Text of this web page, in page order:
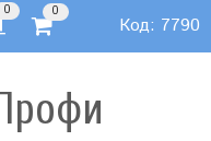
0 0
Код: 7790